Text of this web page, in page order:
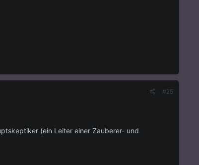
#25
(ein Leiter einer Zauberer- und